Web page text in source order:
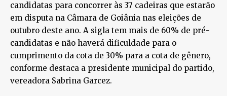
candidatas para concorrer às 37 cadeiras que estarão
em disputa na Câmara de Goiânia nas eleições de
outubro deste ano. A sigla tem mais de 60% de pré-
candidatas e não haverá dificuldade para o
cumprimento da cota de 30% para a cota de gênero,
conforme destaca a presidente municipal do partido,
vereadora Sabrina Garcez.